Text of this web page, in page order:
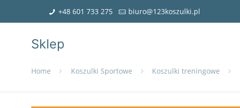
+48 601 733 275 biuro@123koszulki.pl
Sklep
Home Koszulki Sportowe Koszulki treningowe